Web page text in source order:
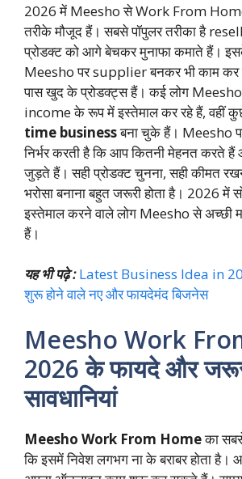
2026 में Meesho से Work From
तरीके मौजूद हैं। सबसे पॉपुलर तरीका है
प्रोडक्ट को आगे बेचकर मुनाफा कमाते हैं।
Meesho पर supplier बनकर भी काम
पास खुद के प्रोडक्ट्स हैं। कई लोग
income के रूप में इस्तेमाल कर रहे हैं, वहीं
time businessबना चुके हैं। Meesho
निर्भर करती है कि आप कितनी मेहनत करते
जुड़ते हैं। सही प्रोडक्ट चुनना, सही कीमत
भरोसा बनाना बहुत जरूरी होता है। 2026 में
इस्तेमाल करने वाले लोग Meesho से अच्छी
हैं।
यह भी पढ़े : Latest Business Idea in
शुरू होने वाले नए और फायदेमंद बिजनेस
Meesho Work
2026 के फायदे और
सावधानियां
Meesho Work From Homeका
कि इसमें निवेश लगभग ना के बराबर होता है।